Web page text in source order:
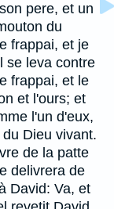
pere, et un
du
frappai, et je
se leva contre
frappai, et le
et l'ours; et
l'un d'eux,
Dieu vivant.
de la patte
delivrera de
David: Va, et